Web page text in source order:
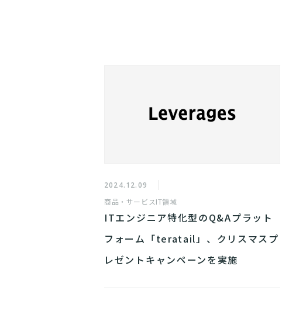
2024.12.09
商品・サービスIT領域
ITエンジニア特化型のQ&Aプラット
フォーム「teratail」、クリスマスプ
レゼントキャンペーンを実施